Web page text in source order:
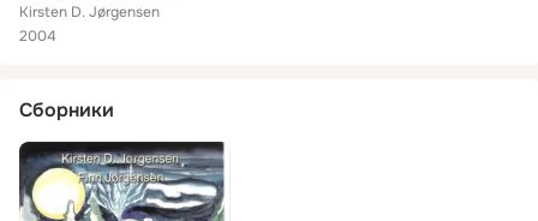
Kirsten D. Jørgensen
2004
Сборники